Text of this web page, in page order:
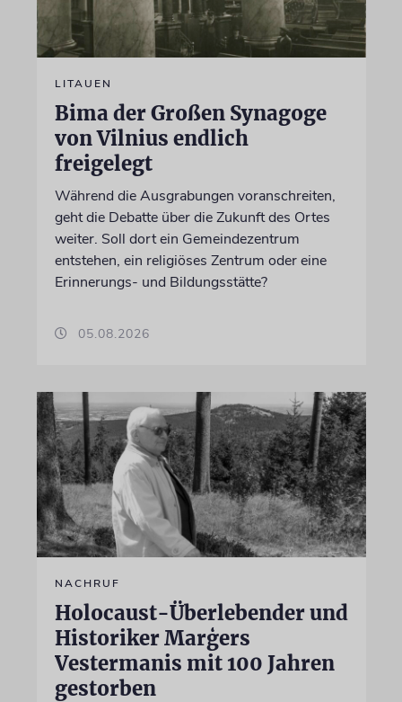
LITAUEN
Bima der Großen Synagoge
von Vilnius endlich
freigelegt
Während die Ausgrabungen voranschreiten,
geht die Debatte über die Zukunft des Ortes
weiter. Soll dort ein Gemeindezentrum
entstehen, ein religiöses Zentrum oder eine
Erinnerungs- und Bildungsstätte?
05.08.2026
NACHRUF
Holocaust-Überlebender und
Historiker Marģers
Vestermanis mit 100 Jahren
gestorben